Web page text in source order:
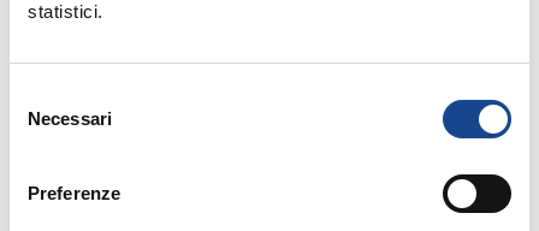
statistici.
delNecessari
Preferenze
19/03/18 - Pomeriggio di Studio